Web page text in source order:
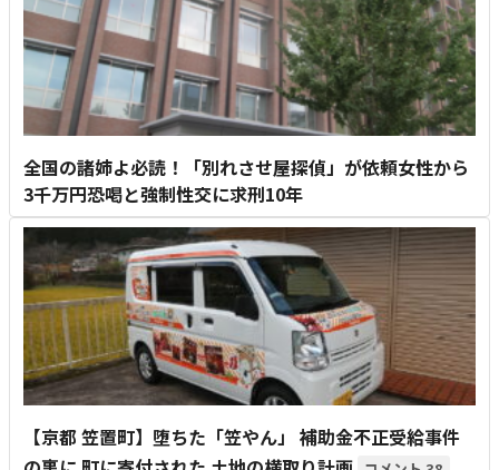
全国の諸姉よ必読！「別れさせ屋探偵」が依頼女性から
3千万円恐喝と強制性交に求刑10年
【京都 笠置町】堕ちた「笠やん」 補助金不正受給事件